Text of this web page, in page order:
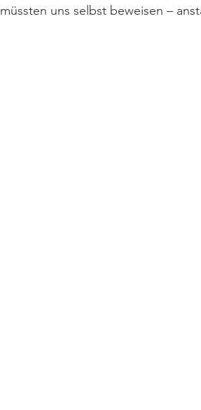
müssten uns selbst beweisen –